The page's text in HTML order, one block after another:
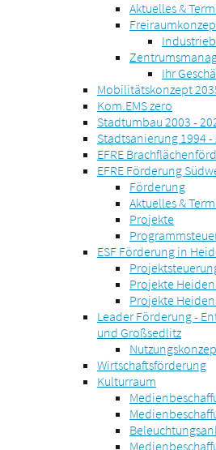
Aktuelles &
Ihr
Mobilitätskonzept
Kom.EMS zero
Stadtumbau 2003 -
Stadtsanierung 1994 -
EFRE
EFRE Förderung
Förderung
Aktuelles &
Projekte
ESF Förderung in
Projekte
Projekte
Leader Förderung -
und Großsedlitz
Wirtschaftsförderung
Kulturraum